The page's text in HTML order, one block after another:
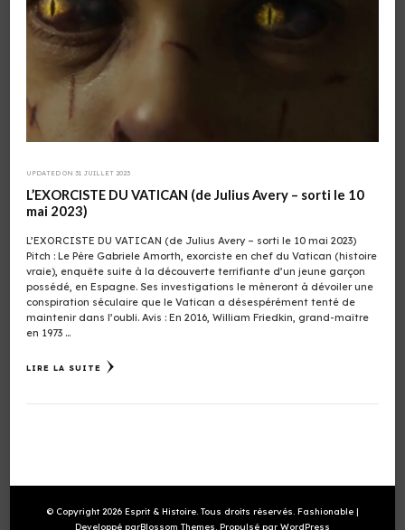
UPDATED ON 31 JUILLET 2023
L’EXORCISTE DU VATICAN (de Julius Avery – sorti le 10
mai 2023)
L’EXORCISTE DU VATICAN (de Julius Avery – sorti le 10 mai 2023)
Pitch : Le Père Gabriele Amorth, exorciste en chef du Vatican (histoire
vraie), enquête suite à la découverte terrifiante d’un jeune garçon
possédé, en Espagne. Ses investigations le mèneront à dévoiler une
conspiration séculaire que le Vatican a désespérément tenté de
maintenir dans l’oubli. Avis : En 2016, William Friedkin, grand-maître
en 1973 …
LIRE LA SUITE
© Copyright 2026 Esprit & Histoire . Tous droits réservés. Fashionable |
Developpé parBlossom Themes . Propulsé par WordPress